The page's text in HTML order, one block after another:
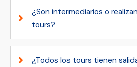
¿Son intermediarios o
tours?
¿Todos los tours tienen